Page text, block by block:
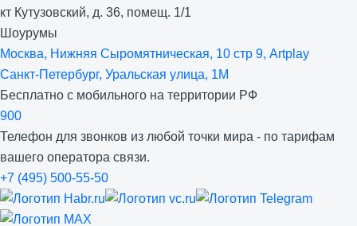
кт Кутузовский, д. 36, помещ. 1/1
Шоурумы
Москва, Нижняя Сыро­мятническая, 10 стр 9, Artplay
Санкт-Петербург, Уральская улица, 1М
Бесплатно с мобильного на территории РФ
900
Телефон для звонков из любой точки мира - по тарифам
вашего оператора связи.
+7 (495) 500-55-50